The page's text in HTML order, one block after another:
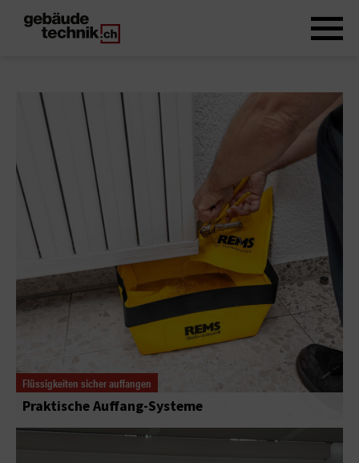
Flüssigkeiten sicher auffangen
Praktische Auffang-Systeme